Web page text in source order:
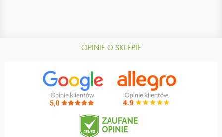
OPINIE O SKLEPIE